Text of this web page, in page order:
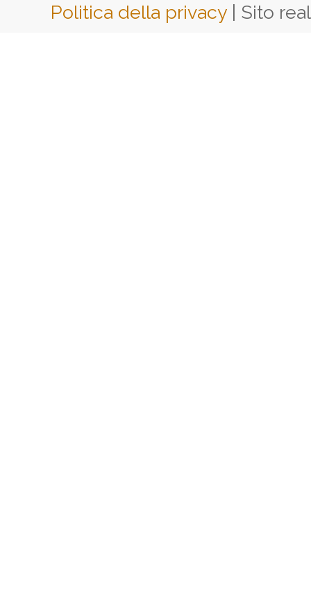
Politica della privacy | Sito